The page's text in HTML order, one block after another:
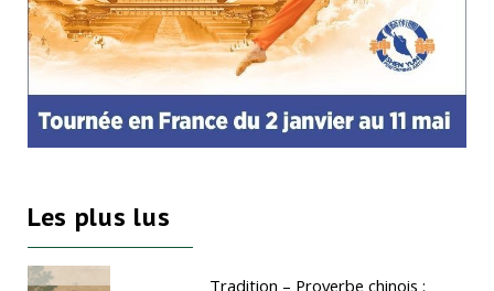
Les plus lus
Tradition – Proverbe chinois :